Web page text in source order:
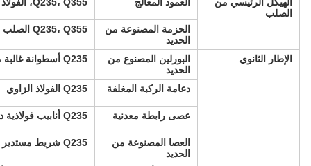
الصلب
الحزمة المصنوعة من
الحديد
Q235، Q355 الصلب ذو القسم H المعدل أو المطاوئ
الإطار الثانوي
البورلين المصنوع من
الحديد
Q235 أسطوانة غالبة من نوع C و Z
دعامة الركبة المغلفة Q235 الفولاذ الزاوي
عصى رابطة معدنية Q235 أنابيب فولاذية دائرية
العصا المصنوعة من
الحديد
Q235 شريط مستدير